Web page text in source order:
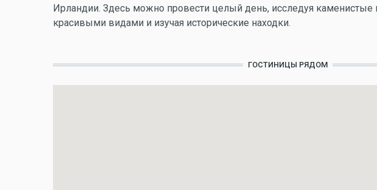
Ирландии. Здесь можно провести целый день, исследуя каменистые
красивыми видами и изучая исторические находки.
ГОСТИНИЦЫ РЯДОМ